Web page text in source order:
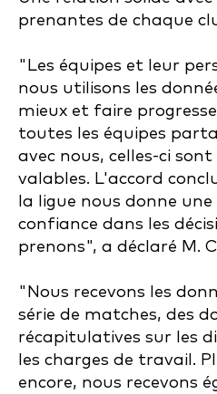
prenantes de chaque
"Les équipes et leur
nous utilisons les
mieux et faire
toutes les équipes
avec nous, celles-ci
valables. L'accord
la ligue nous donne
confiance dans les
prenons", a déclaré M.
"Nous recevons les
série de matches, des
récapitulatives sur les
les charges de travail.
encore, nous recevons